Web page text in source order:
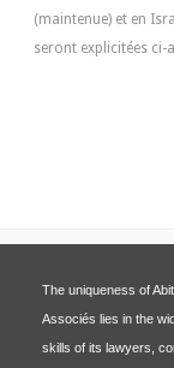
(maintenue) et en
seront explicitées ci-
The uniqueness of
Associés lies in the
skills of its lawyers,